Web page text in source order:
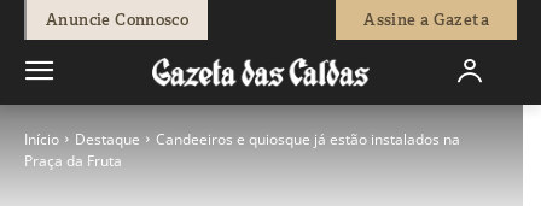
Anuncie Connosco Assine a Gazeta
Início Destaque
Candeeiros e quiosque já estão instalados na
Praça da Fruta